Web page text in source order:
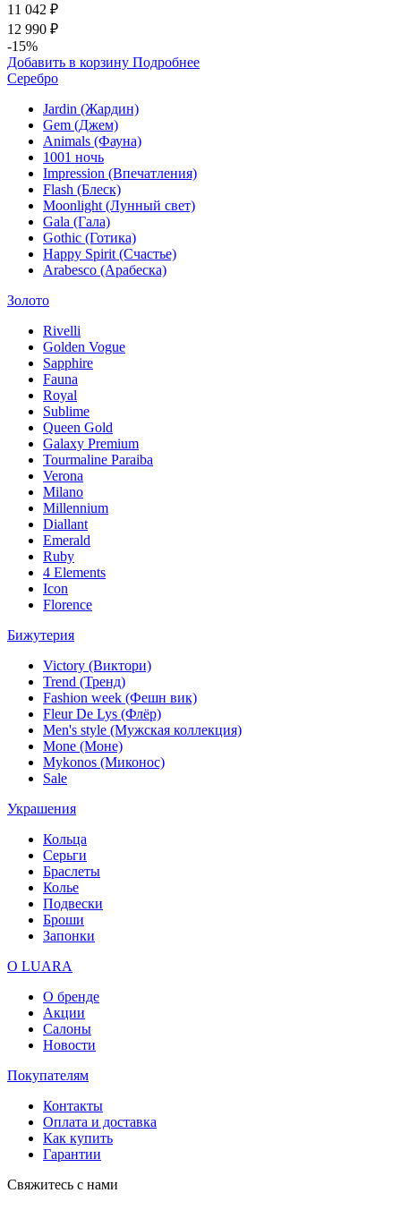
11 042 ₽
12 990 ₽
-15%
Добавить в корзину Подробнее
Серебро
Jardin (Жардин)
Gem (Джем)
Animals (Фауна)
1001 ночь
Impression (Впечатления)
Flash (Блеск)
Moonlight (Лунный свет)
Gala (Гала)
Gothic (Готика)
Happy Spirit (Счастье)
Arabesco (Арабеска)
Золото
Rivelli
Golden Vogue
Sapphire
Fauna
Royal
Sublime
Queen Gold
Galaxy Premium
Tourmaline Paraiba
Verona
Milano
Millennium
Diallant
Emerald
Ruby
4 Elements
Icon
Florence
Бижутерия
Victory (Виктори)
Trend (Тренд)
Fashion week (Фешн вик)
Fleur De Lys (Флёр)
Men's style (Мужская коллекция)
Mone (Моне)
Mykonos (Миконос)
Sale
Украшения
Кольца
Серьги
Браслеты
Колье
Подвески
Броши
Запонки
О LUARA
О бренде
Акции
Салоны
Новости
Покупателям
Контакты
Оплата и доставка
Как купить
Гарантии
Свяжитесь с нами